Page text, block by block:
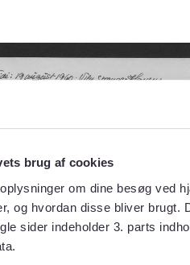
brug af cookies
om dine besøg ved
og hvordan disse bliver
sider indeholder 3. parts